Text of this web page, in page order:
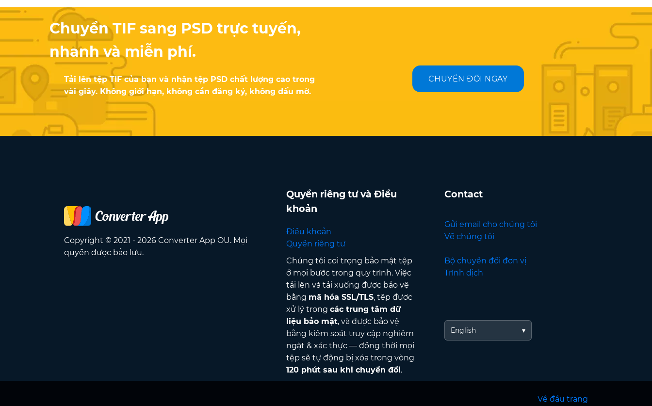
Chuyển TIF sang PSD trực tuyến,
nhanh và miễn phí.
Tải lên tệp TIF của bạn và nhận tệp PSD chất lượng cao trong
vài giây. Không giới hạn, không cần đăng ký, không dấu mờ.
CHUYỂN ĐỔI NGAY
Copyright © 2021 - 2026 Converter App OÜ. Mọi
quyền được bảo lưu.
Quyền riêng tư và Điều
khoản
Điều khoản
Quyền riêng tư
Chúng tôi coi trọng bảo mật tệp
ở mọi bước trong quy trình. Việc
tải lên và tải xuống được bảo vệ
bằng mã hóa SSL/TLS, tệp được
xử lý trong các trung tâm dữ
liệu bảo mật, và được bảo vệ
bằng kiểm soát truy cập nghiêm
ngặt & xác thực — đồng thời mọi
tệp sẽ tự động bị xóa trong vòng
120 phút sau khi chuyển đổi.
Contact
Gửi email cho chúng tôi
Về chúng tôi
Bộ chuyển đổi đơn vị
Trình dịch
English
Về đầu trang